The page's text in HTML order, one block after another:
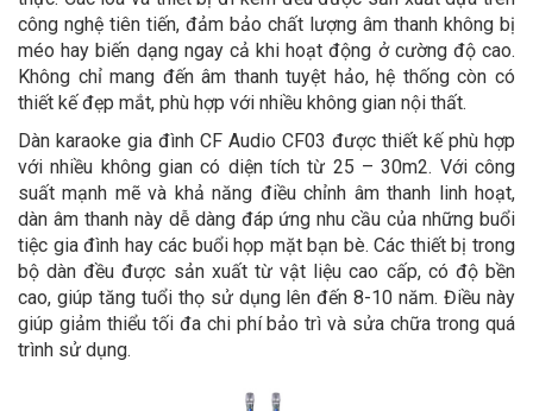
công nghệ tiên tiến, đảm bảo chất lượng âm thanh không bị
méo hay biến dạng ngay cả khi hoạt động ở cường độ cao.
Không chỉ mang đến âm thanh tuyệt hảo, hệ thống còn có
thiết kế đẹp mắt, phù hợp với nhiều không gian nội thất.
Dàn karaoke gia đình CF Audio CF03 được thiết kế phù hợp
với nhiều không gian có diện tích từ 25 – 30m2. Với công
suất mạnh mẽ và khả năng điều chỉnh âm thanh linh hoạt,
dàn âm thanh này dễ dàng đáp ứng nhu cầu của những buổi
tiệc gia đình hay các buổi họp mặt bạn bè. Các thiết bị trong
bộ dàn đều được sản xuất từ vật liệu cao cấp, có độ bền
cao, giúp tăng tuổi thọ sử dụng lên đến 8-10 năm. Điều này
giúp giảm thiểu tối đa chi phí bảo trì và sửa chữa trong quá
trình sử dụng.